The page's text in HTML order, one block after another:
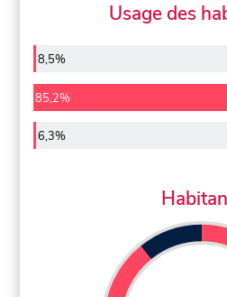
Usage des
8,5%
85,2%
6,3%